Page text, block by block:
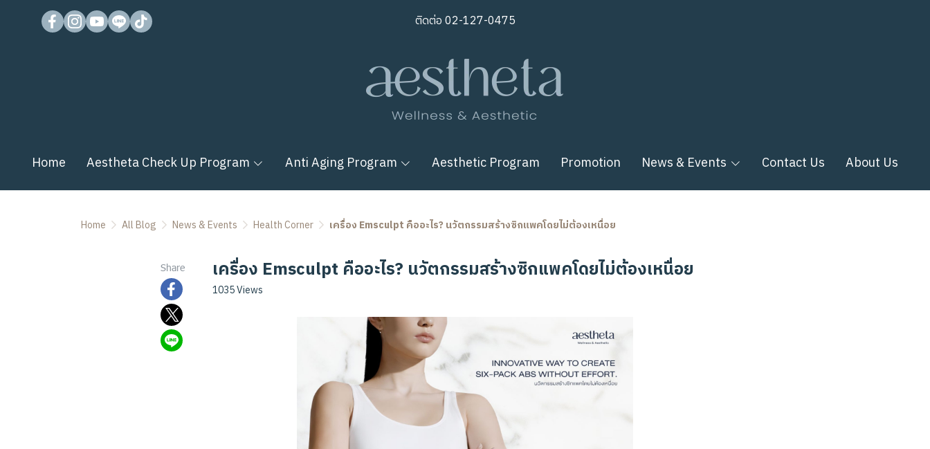
ติดต่อ02-127-0475
Home Aestheta Check Up Program Anti Aging Program Aesthetic Program Promotion News & Events Contact Us About Us
Home All Blog News & Events Health Corner เครื่อง Emsculpt คืออะไร? นวัตกรรมสร้างซิกแพคโดยไม่ต้องเหนื่อย
Share เครื่อง Emsculpt คืออะไร? นวัตกรรมสร้างซิกแพคโดยไม่ต้องเหนื่อย
1035 Views